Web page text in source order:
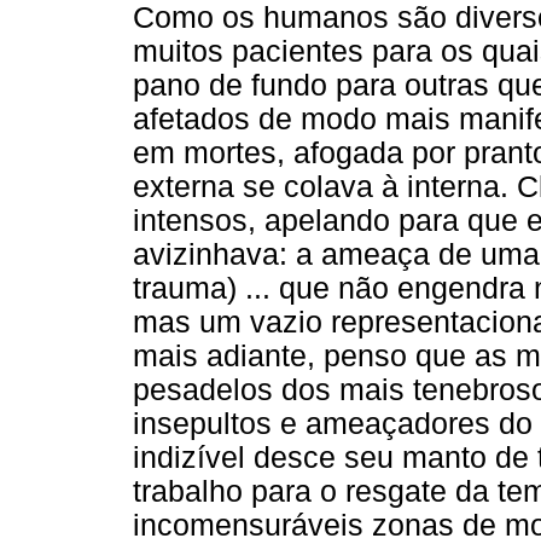
Como os humanos são
muitos pacientes para os
pano de fundo para outras
afetados de modo mais
em mortes, afogada por
externa se colava à interna.
intensos, apelando para que
avizinhava: a ameaça de
trauma) ... que não
mas um vazio
mais adiante, penso que as
pesadelos dos mais
insepultos e ameaçadores
indizível desce seu manto de
trabalho para o resgate da
incomensuráveis zonas de